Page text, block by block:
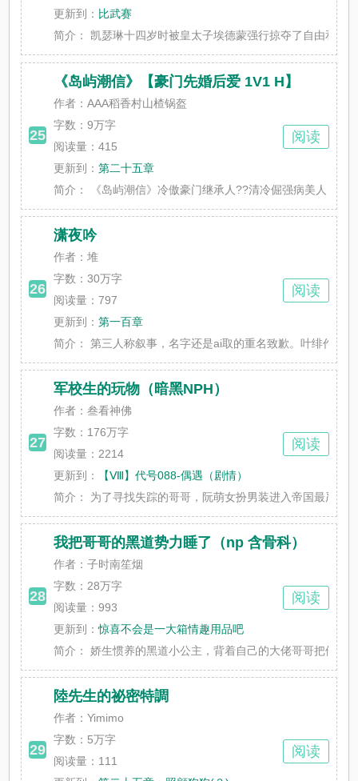
更新到： 比武赛
简介：
凯瑟琳十四岁时被皇太子埃德蒙强行掠夺了自由和身
25
《岛屿潮信》【豪门先婚后爱 1V1 H】
作者：AAA稻香村山楂锅盔
字数：9万字
阅读量：415
更新到：第二十五章
简介：
《岛屿潮信》冷傲豪门继承人??清冷倔强病美人｜
阅读
26
潇夜吟
作者：堆
字数：30万字
阅读量：797
更新到：第一百章
简介：
第三人称叙事，名字还是ai取的重名致歉。叶绯作为
阅读
27
军校生的玩物（暗黑NPH）
作者：叁看神佛
字数： 176万字
阅读量：2214
更新到：
【Ⅷ】代号088-偶遇（剧情）
简介：
为了寻找失踪的哥哥，阮萌女扮男装进入帝国最严
阅读
28
我把哥哥的黑道势力睡了（np 含骨科）
作者：子时南笙烟
字数： 28万字
阅读量：993
更新到：惊喜不会是一大箱情趣用品吧
简介：
娇生惯养的黑道小公主，背着自己的大佬哥哥把他的
阅读
29
陸先生的祕密特調
作者：Yimimo
字数： 5万字
阅读量：111
阅读